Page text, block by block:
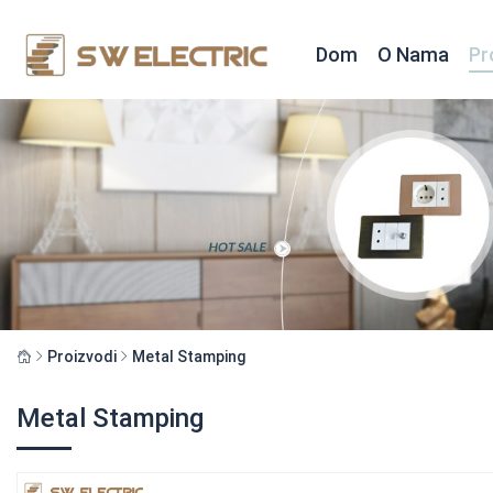
Dom O Nama
Proizvodi Metal Stamping
Metal Stamping